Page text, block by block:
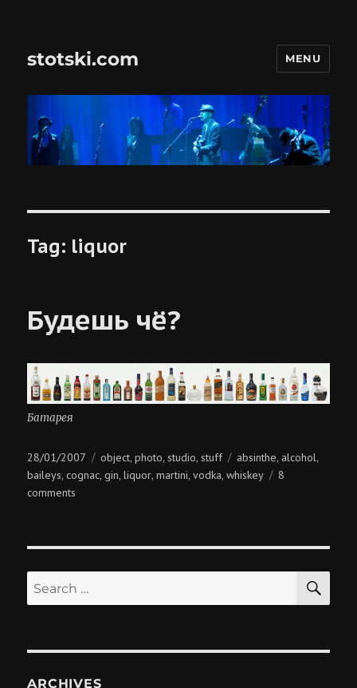
stotski.com MENU
Tag: liquor
Будешь чё?
Батарея
Posted
on
28/01/2007 Categories
object,photo,studio,stuff Tags
absinthe, alcohol,
baileys,cognac,gin,liquor,martini,vodka,whiskey
8
comments
Search
for:
ARCHIVES